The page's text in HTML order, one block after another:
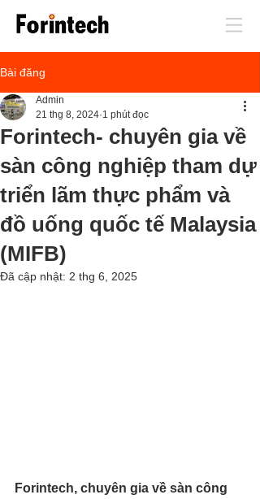
Bài đăng
Forintech- chuyên gia về
sàn công nghiệp tham dự
triển lãm thực phẩm và
đồ uống quốc tế Malaysia
(MIFB)
Admin
21 thg 8, 2024 1 phút đọc
Đã cập nhật: 2 thg 6, 2025
Forintech, chuyên gia về sàn công